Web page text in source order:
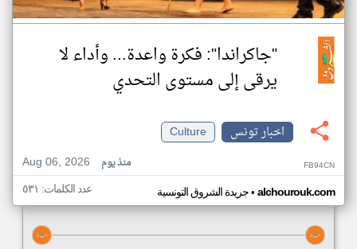
"جاكراندا": فكرة واعدة... وأداء لا
يرقى إلى مستوى التحدي
اخبار تونس
Culture
Aug 06, 2026
منذ يوم FB94CN
جريدة الشروق التونسية• alchourouk.com عدد الكلمات: ٥٣١